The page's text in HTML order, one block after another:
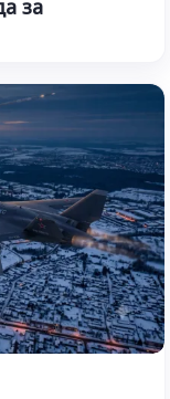
за